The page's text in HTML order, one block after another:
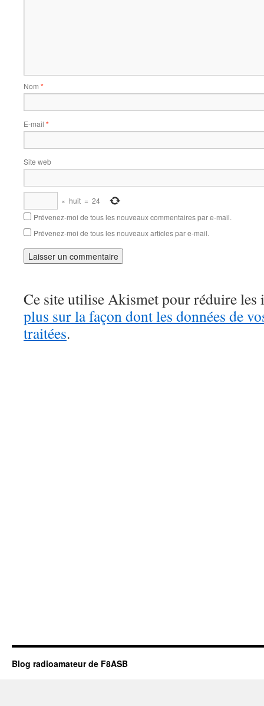
Nom *
E-mail *
Site web
× huit = 24
Prévenez-moi de tous les nouveaux commentaires par e-mail.
Prévenez-moi de tous les nouveaux articles par e-mail.
Ce site utilise Akismet pour réduire les
plus sur la façon dont les données de
traitées.
Blog radioamateur de F8ASB